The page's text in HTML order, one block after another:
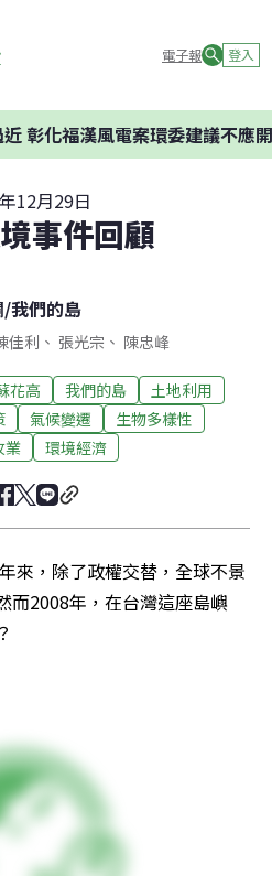
電子報 登入
案環委建議不應開發
12月29日
事件回顧
/我們的島
佳利、 張光宗、 陳忠峰
花高 我們的島
土地利用
氣候變遷
生物多樣性
業
環境經濟
來，除了政權交替，全球不景
而2008年，在台灣這座島嶼